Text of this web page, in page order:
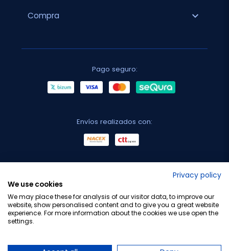
Compra expand_more
Pago seguro:
Envíos realizados con:
Privacy policy
We use cookies
We may place these for analysis of our visitor data, to improve our
website, show personalised content and to give you a great website
experience. For more information about the cookies we use open the
settings.